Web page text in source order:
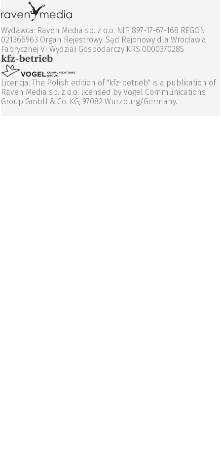
Wydawca: Raven Media sp. z o.o. NIP 897-17-67-168 REGON
021366963 Organ Rejestrowy: Sąd Rejonowy dla Wrocławia
Fabrycznej VI Wydział Gospodarczy KRS 0000370285
Licencja: The Polish edition of "kfz-betrieb" is a publication of
Raven Media sp. z o.o. licensed by Vogel Communications
Group GmbH & Co. KG, 97082 Wurzburg/Germany.